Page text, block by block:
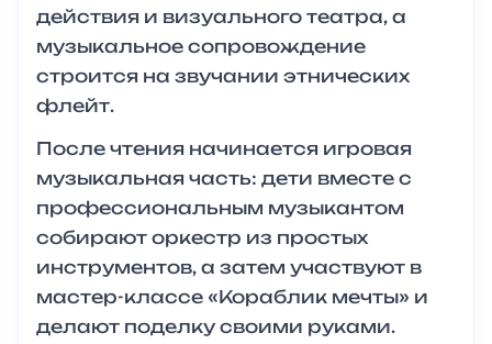
действия и визуального театра, а
музыкальное сопровождение
строится на звучании этнических
флейт.
После чтения начинается игровая
музыкальная часть: дети вместе с
профессиональным музыкантом
собирают оркестр из простых
инструментов, а затем участвуют в
мастер-классе «Кораблик мечты» и
делают поделку своими руками.